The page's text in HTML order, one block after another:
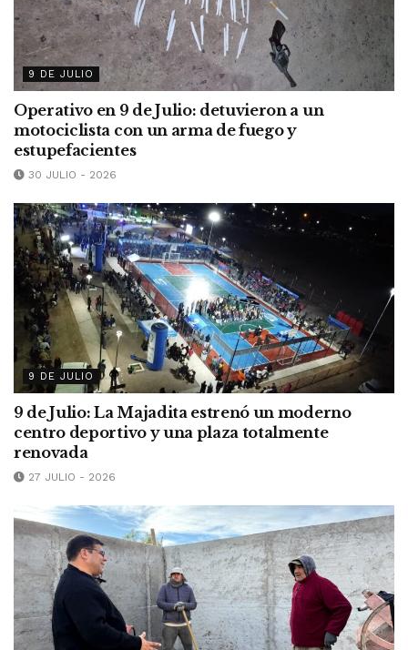
9 DE JULIO
Operativo en 9 de Julio: detuvieron a un
motociclista con un arma de fuego y
estupefacientes
30 JULIO - 2026
9 DE JULIO
9 de Julio: La Majadita estrenó un moderno
centro deportivo y una plaza totalmente
renovada
27 JULIO - 2026